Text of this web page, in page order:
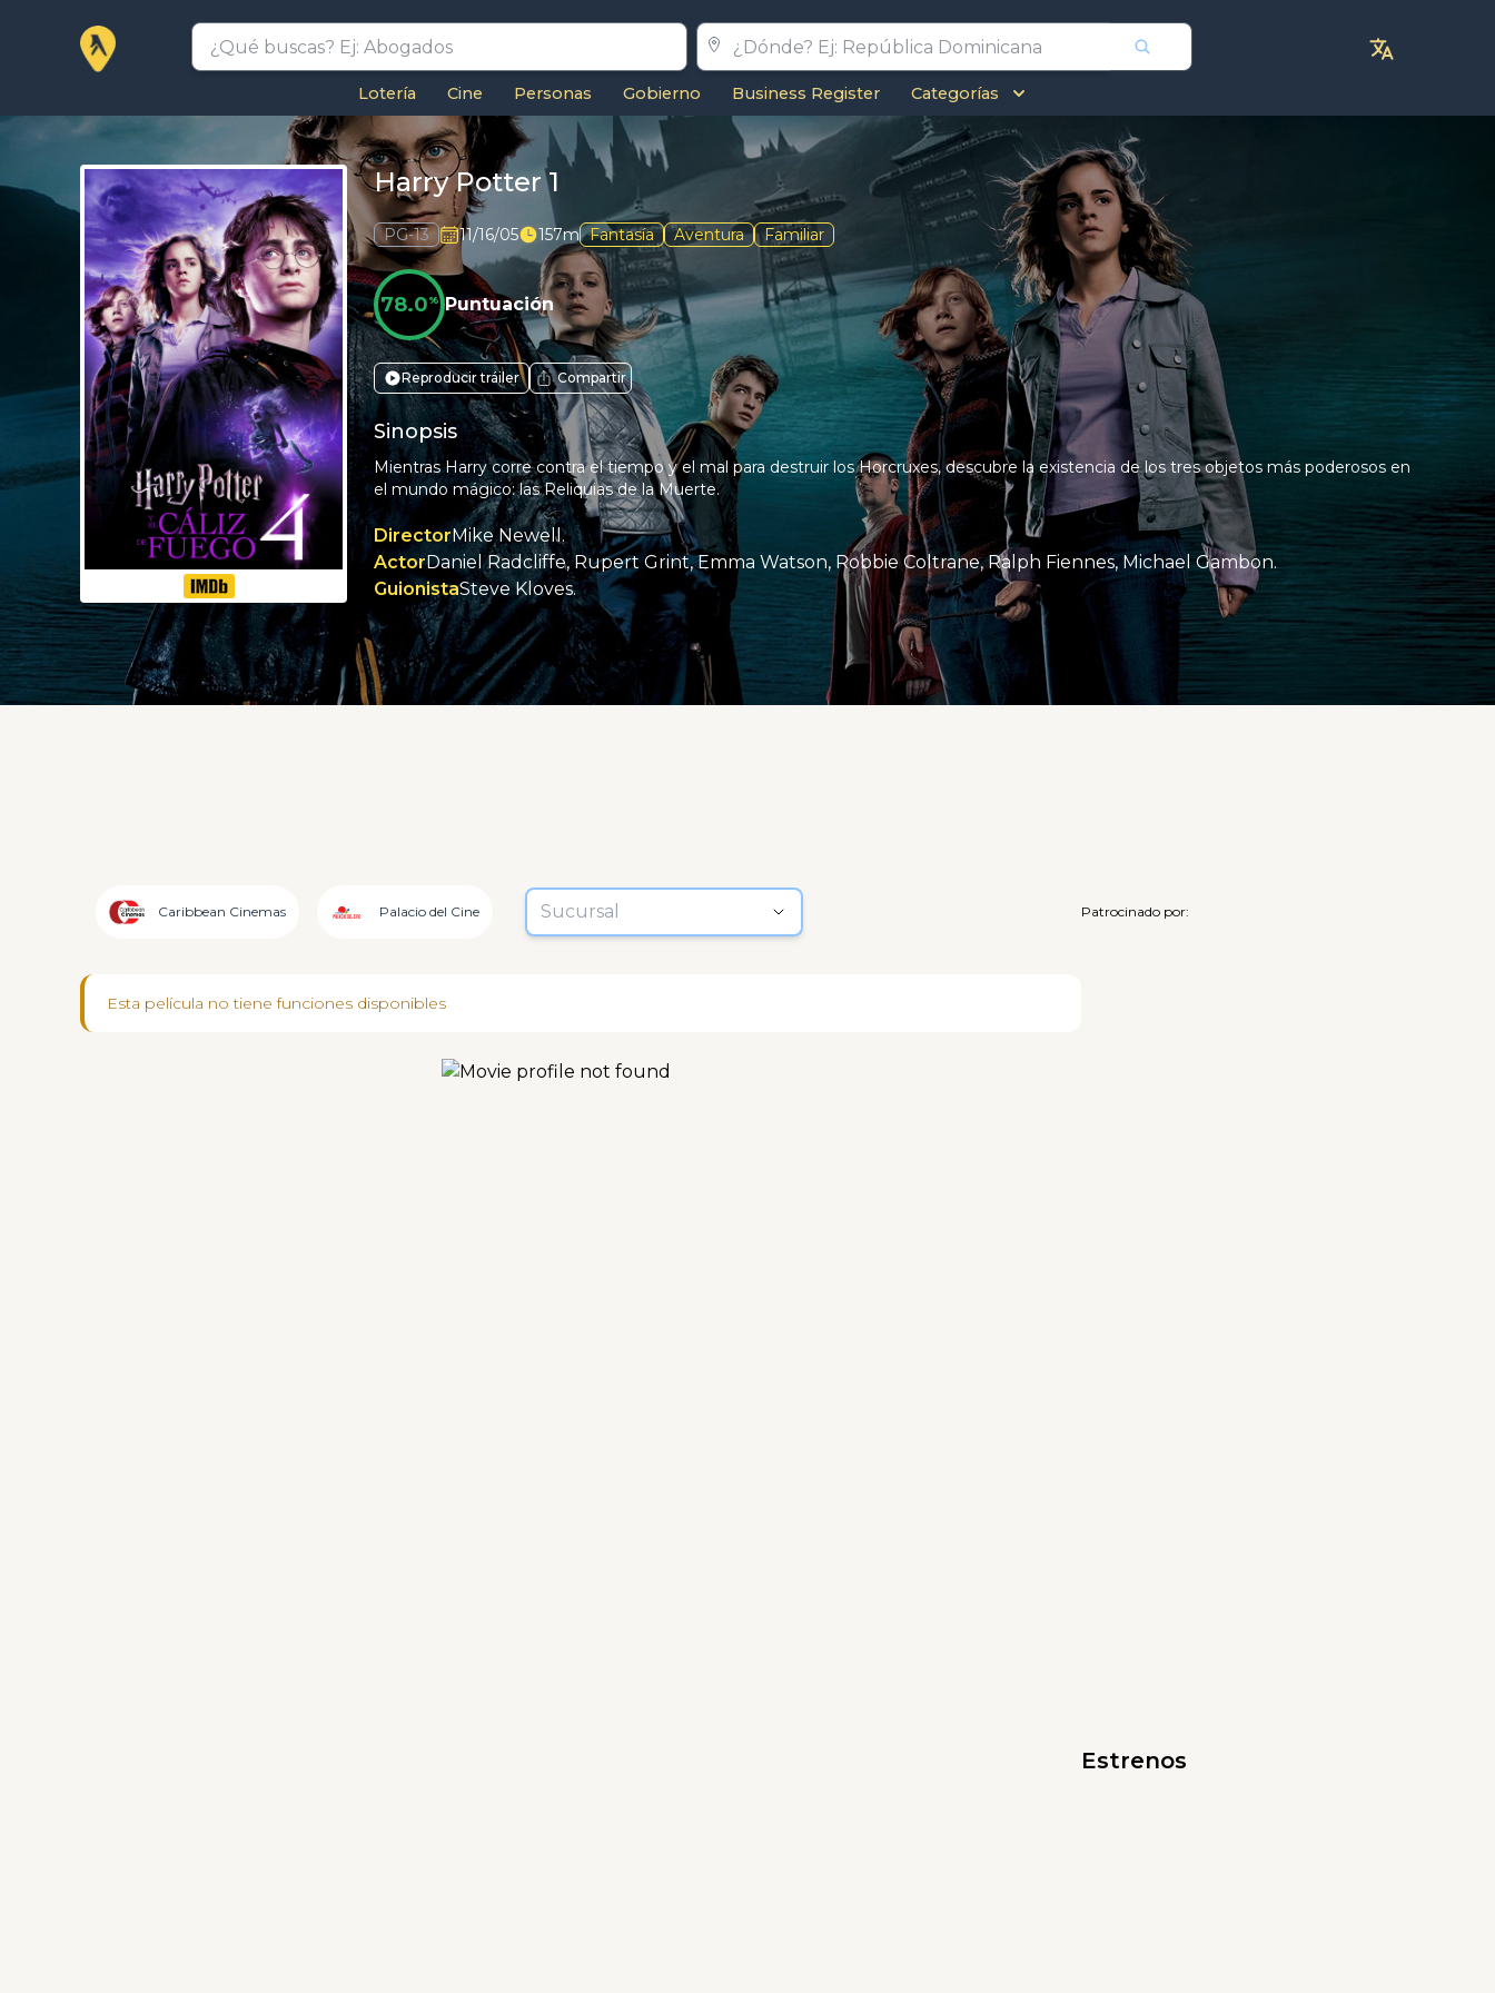
Lotería Cine Personas Gobierno Business Register Categorías
Harry Potter 1
PG-13 11/16/05 157m Fantasía Aventura Familiar
78.0% Puntuación
Reproducir tráiler Compartir
Sinopsis
Mientras Harry corre contra el tiempo y el mal para destruir los Horcruxes, descubre la existencia de los tres objetos más poderosos en
el mundo mágico: las Reliquias de la Muerte.
DirectorMike Newell.
ActorDaniel Radcliffe, Rupert Grint, Emma Watson, Robbie Coltrane, Ralph Fiennes, Michael Gambon.
GuionistaSteve Kloves.
Caribbean Cinemas Palacio del Cine Sucursal Patrocinado por:
Esta película no tiene funciones disponibles
Estrenos